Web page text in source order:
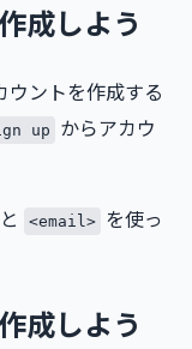
成しよう
ントを作成する
up
からアカウ
と <email> を使っ
成しよう